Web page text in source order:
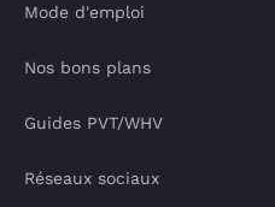
Mode d'emploi
Nos bons plans
Guides PVT/WHV
Réseaux sociaux